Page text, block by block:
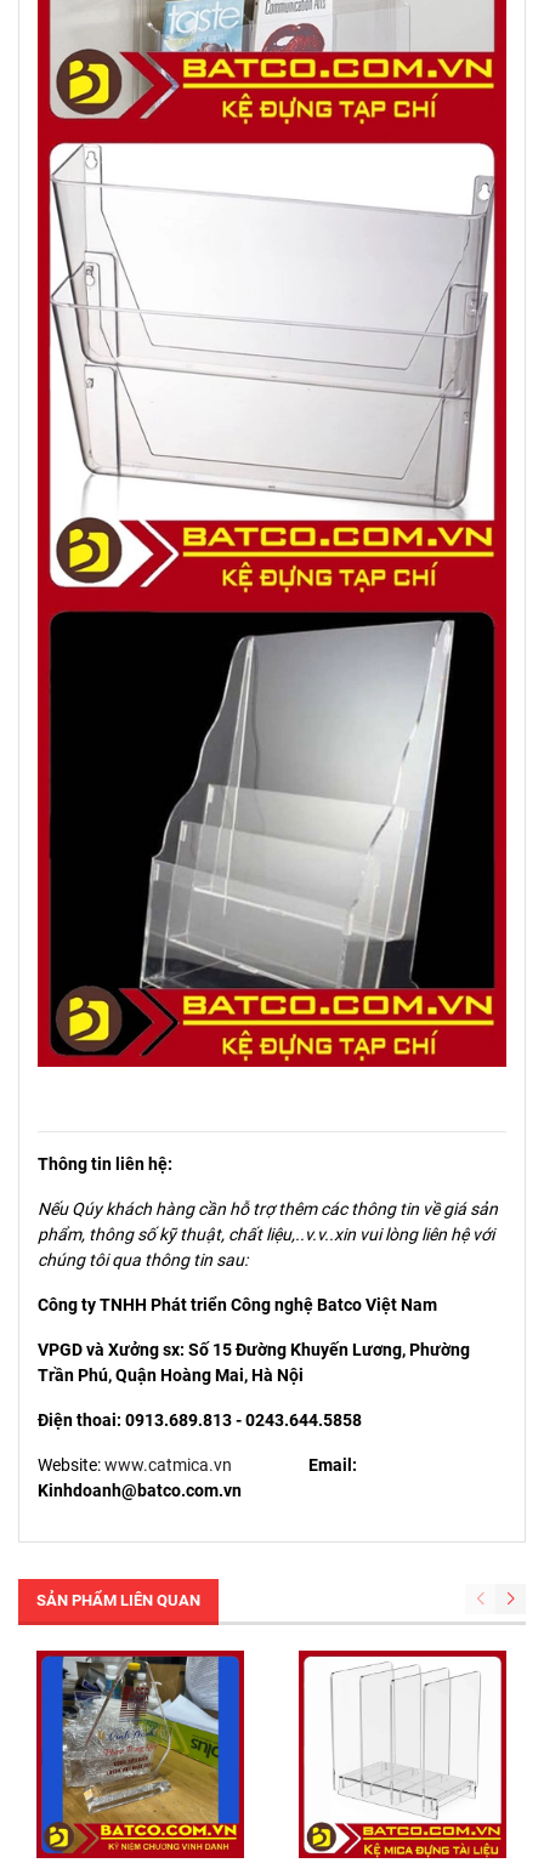
Thông tin liên hệ:
Nếu Qúy khách hàng cần hỗ trợ thêm các thông tin về giá sản
phẩm, thông số kỹ thuật, chất liệu,..v.v..xin vui lòng liên hệ với
chúng tôi qua thông tin sau:
Công ty TNHH Phát triển Công nghệ Batco Việt Nam
VPGD và Xưởng sx: Số 15 Đường Khuyến Lương, Phường
Trần Phú, Quận Hoàng Mai, Hà Nội
Điện thoai: 0913.689.813 - 0243.644.5858
Website:www.catmica.vn
Email:
Kinhdoanh@batco.com.vn
SẢN PHẨM LIÊN QUAN